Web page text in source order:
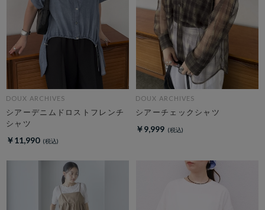
DOUX ARCHIVES
シアーデニムドロストフレンチ
シャツ
￥11,990
DOUX ARCHIVES
シアーチェックシャツ
￥9,999